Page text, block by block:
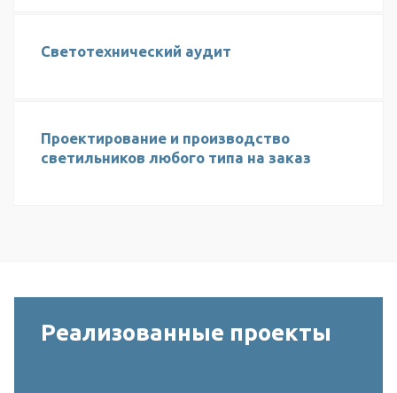
Светотехнический аудит
Проектирование и производство
светильников любого типа на заказ
Реализованные проекты